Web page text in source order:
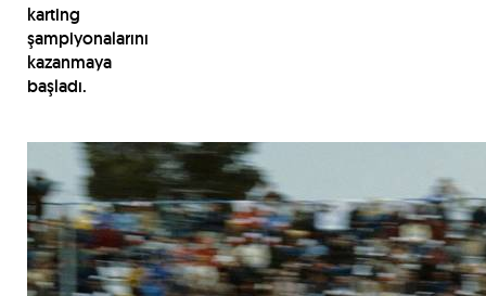
karting
şampiyonalarını
kazanmaya
başladı.